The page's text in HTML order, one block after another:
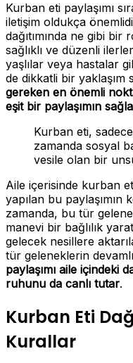
Kurban eti paylaşımı
iletişim oldukça
dağıtımında ne gibi bir
sağlıklı ve düzenli
yaşlılar veya hastalar
de dikkatli bir yaklaşım
gereken en önemli
eşit bir paylaşımın
Kurban eti,
zamanda sosyal
vesile olan bir
Aile içerisinde kurban
yapılan bu paylaşımın
zamanda, bu tür
manevi bir bağlılık
gelecek nesillere
tür geleneklerin
paylaşımı aile içindeki
ruhunu da canlı tutar.
Kurban Eti
Kurallar